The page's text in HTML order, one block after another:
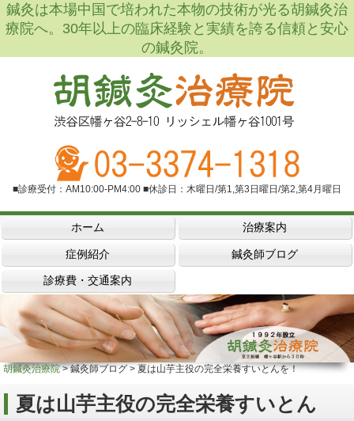
鍼灸は本場中国で培われた本物の技術が光る胡鍼灸治
療院へ。30年以上の臨床経験と実績を誇る信頼と安心
の鍼灸院。
■診療受付：AM10:00-PM4:00 ■休診日：木曜日/第1,第3日曜日/第2,第4月曜日
ホーム 治療案内
症例紹介 鍼灸師ブログ
診療費・交通案内
胡鍼灸治療院>鍼灸師ブログ>夏は山芋主役の完全栄養すいとんを！
夏は山芋主役の完全栄養すいとん